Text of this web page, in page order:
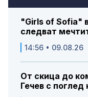
"Girls of Sofia"
следват
14:56 • 09.08.26
От скица до
Гечев с